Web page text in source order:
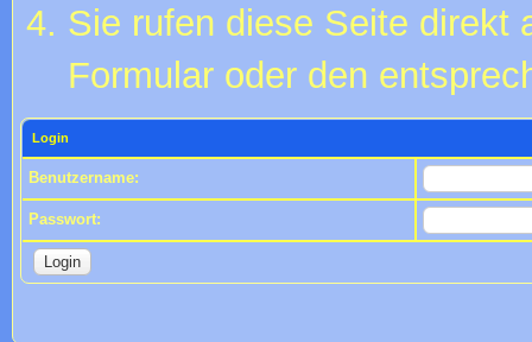
Sie rufen diese Seite direkt
Formular oder den
Login
Benutzername:
Passwort: